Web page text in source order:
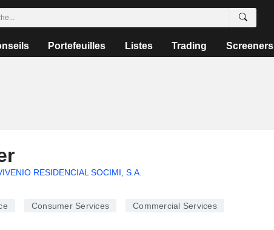
Portefeuilles Listes Trading Screeners
RESIDENCIAL SOCIMI, S.A.
Consumer Services Commercial Services